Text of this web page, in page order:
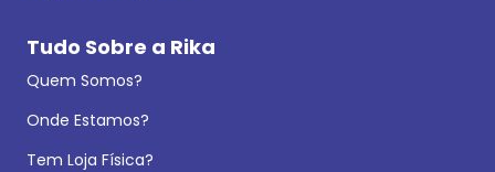
Tudo Sobre a Rika
Quem Somos?
Onde Estamos?
Tem Loja Física?